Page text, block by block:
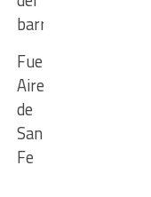
barrio.
Fuente:
Aire
de
Santa
Fe